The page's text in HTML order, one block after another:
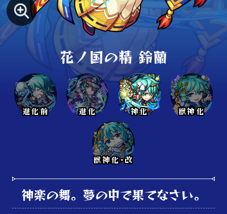
花ノ国の精 鈴蘭
進化前 進化 神化 獣神化
獣神化･改
神楽の舞。夢の中で果てなさい。